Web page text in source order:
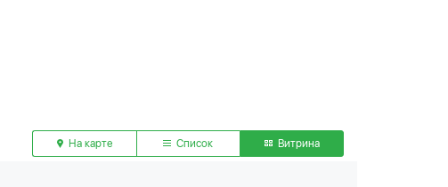
На карте Список Витрина